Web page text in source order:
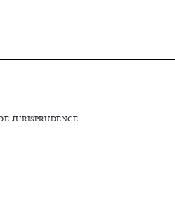
  